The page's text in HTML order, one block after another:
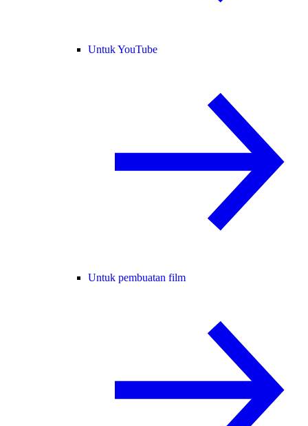
Untuk YouTube
Untuk pembuatan film